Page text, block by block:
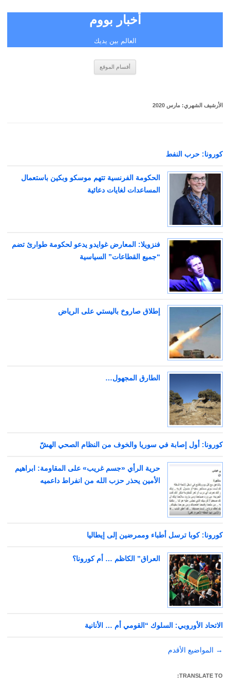
أخبار بووم
العالم بين يديك
أقسام الموقع
الأرشيف الشهري: مارس 2020
كورونا: حرب النفط
الحكومة الفرنسية تتهم موسكو وبكين باستعمال
المساعدات لغايات دعائية
فنزويلا: المعارض غوايدو يدعو لحكومة طوارئ تضم
“جميع القطاعات” السياسية
إطلاق صاروخ باليستي على الرياض
الطارق المجهول…
كورونا: أول إصابة في سوريا والخوف من النظام الصحي الهشّ
حرية الرأي «جسم غريب» على المقاومة: ابراهيم
الأمين يحذر حزب الله من انفراط داعميه
كورونا: كوبا ترسل أطباء وممرضين إلى إيطاليا
العراق” الكاظم … أم كورونا؟
الاتحاد الأوروبي: السلوك “القومي أم … الأنانية
تصفّح
→ المواضيع الأقدم
TRANSLATE TO: